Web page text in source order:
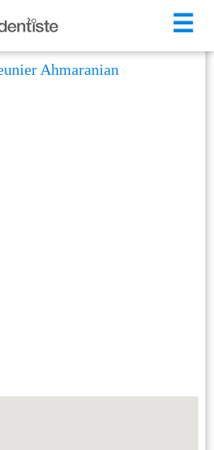
☰
Ahmaranian